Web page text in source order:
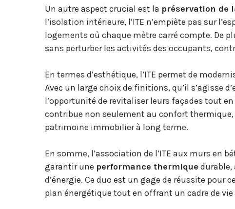
Un autre aspect crucial est la préservation de
l’isolation intérieure, l’ITE n’empiète pas sur
logements où chaque mètre carré compte. De
sans perturber les activités des occupants,
En termes d’esthétique, l’ITE permet de
Avec un large choix de finitions, qu’il s’agisse
l’opportunité de revitaliser leurs façades tout
contribue non seulement au confort
patrimoine immobilier à long terme.
En somme, l’association de l’ITE aux murs en
garantir une performance thermique
d’énergie. Ce duo est un gage de réussite
plan énergétique tout en offrant un cadre de vie